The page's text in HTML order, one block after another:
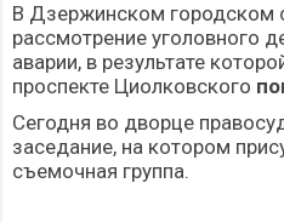
В Дзержинском городском
рассмотрение уголовного
аварии, в результате
проспекте Циолковского
Сегодня во дворце
заседание, на котором
съемочная группа.